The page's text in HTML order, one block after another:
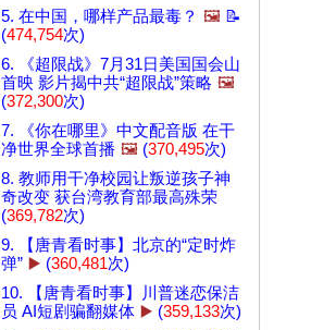
5. 在中国，哪样产品最毒？ 🖼️ 📝
(474,754次)
6. 《超限战》7月31日美国国会山
首映 影片揭中共“超限战”策略 🖼️
(372,300次)
7. 《你在哪里》中文配音版 在干
净世界全球首播 🖼️ (370,495次)
8. 教师用干净校园让叛逆孩子神
奇改变 获台湾教育部最高殊荣
(369,782次)
9. 【唐青看时事】北京的“定时炸
弹” ▶️ (360,481次)
10. 【唐青看时事】川普迷恋保洁
员 AI短剧骗翻媒体 ▶️ (359,133次)